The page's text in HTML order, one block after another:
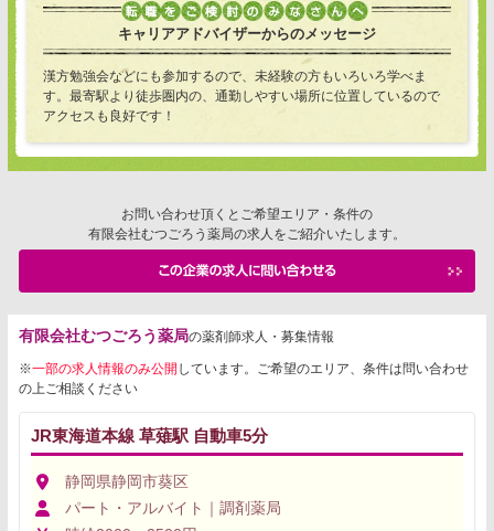
キャリアアドバイザーからのメッセージ
漢方勉強会などにも参加するので、未経験の方もいろいろ学べま
す。最寄駅より徒歩圏内の、通勤しやすい場所に位置しているので
アクセスも良好です！
お問い合わせ頂くとご希望エリア・条件の
有限会社むつごろう薬局の求人をご紹介いたします。
有限会社むつごろう薬局の薬剤師求人・募集情報
※一部の求人情報のみ公開 しています。ご希望のエリア、条件は問い合わせ
の上ご相談ください
JR東海道本線 草薙駅 自動車5分
静岡県静岡市葵区
パート・アルバイト｜調剤薬局